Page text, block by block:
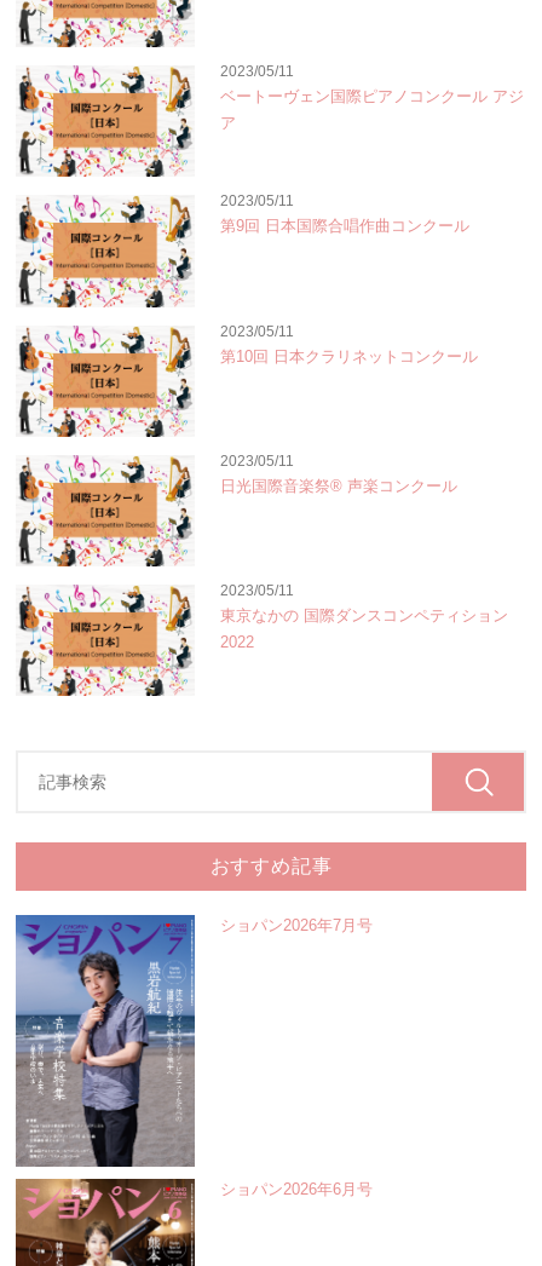
2023/05/11
ベートーヴェン国際ピアノコンクール アジ
ア
2023/05/11
第9回 日本国際合唱作曲コンクール
2023/05/11
第10回 日本クラリネットコンクール
2023/05/11
日光国際音楽祭® 声楽コンクール
2023/05/11
東京なかの 国際ダンスコンペティション
2022
おすすめ記事
ショパン2026年7月号
ショパン2026年6月号